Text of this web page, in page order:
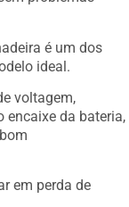
é um dos
ideal.
voltagem,
da bateria,
em perda de